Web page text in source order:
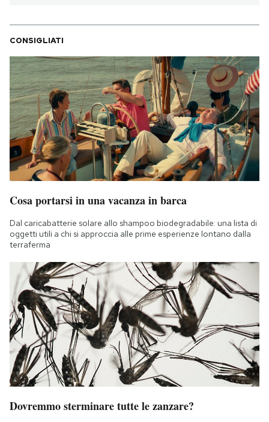
CONSIGLIATI
Cosa portarsi in una vacanza in barca
Dal caricabatterie solare allo shampoo biodegradabile: una lista di
oggetti utili a chi si approccia alle prime esperienze lontano dalla
terraferma
Dovremmo sterminare tutte le zanzare?